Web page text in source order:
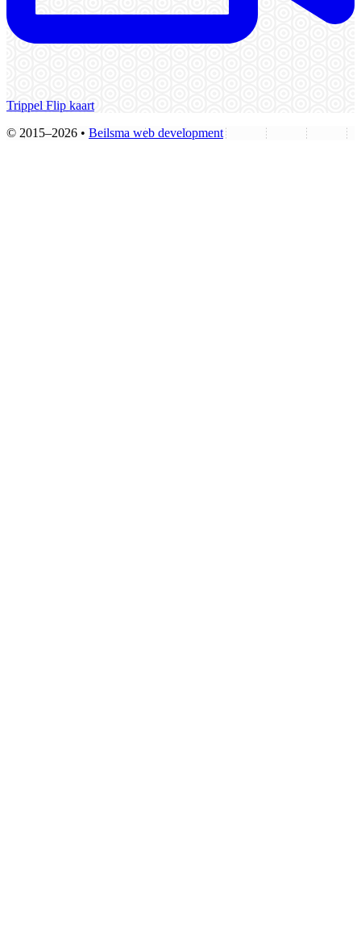
Trippel Flip kaart
© 2015–2026 • Beilsma web development